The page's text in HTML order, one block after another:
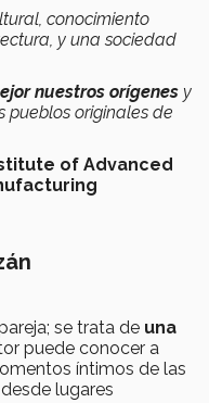
conocimiento
y una sociedad
nuestros orígenes y
originales de
of Advanced
se trata de una
puede conocer a
íntimos de las
lugares